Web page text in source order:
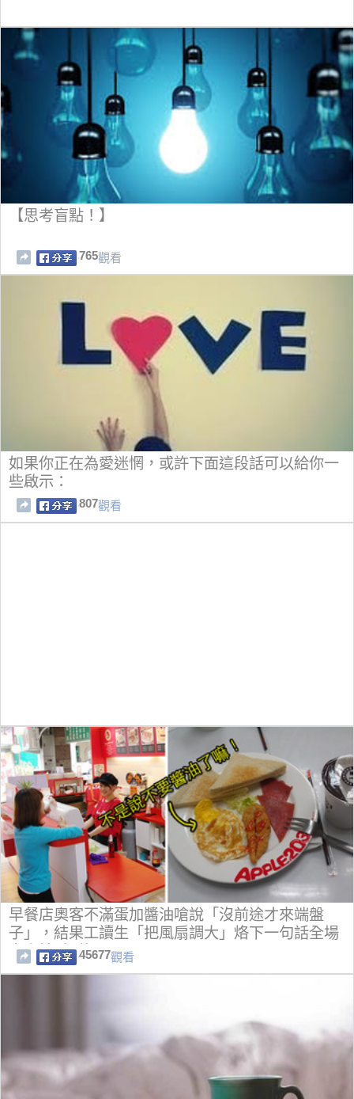
【思考盲點！】
765觀看
如果你正在為愛迷惘，或許下面這段話可以給你一
些啟示：
807觀看
早餐店奧客不滿蛋加醬油嗆說「沒前途才來端盤
子」，結果工讀生「把風扇調大」烙下一句話全場
客人拍手叫好！
45677觀看